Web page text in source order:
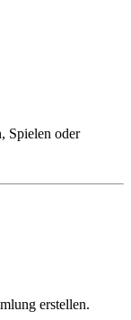
Spielen oder
erstellen.